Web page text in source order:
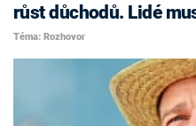
růst důchodů. Lidé
Téma: Rozhovor